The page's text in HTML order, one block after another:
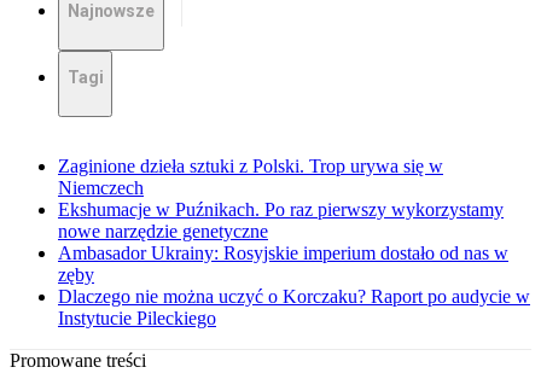
Najnowsze
Tagi
Zaginione dzieła sztuki z Polski. Trop urywa się w
Niemczech
Ekshumacje w Puźnikach. Po raz pierwszy wykorzystamy
nowe narzędzie genetyczne
Ambasador Ukrainy: Rosyjskie imperium dostało od nas w
zęby
Dlaczego nie można uczyć o Korczaku? Raport po audycie w
Instytucie Pileckiego
Promowane treści